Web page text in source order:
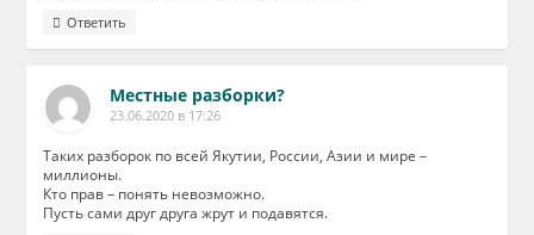
Ответить
Местные разборки?
23.06.2020 в 17:26
Таких разборок по всей Якутии, России, Азии и мире –
миллионы.
Кто прав – понять невозможно.
Пусть сами друг друга жрут и подавятся.